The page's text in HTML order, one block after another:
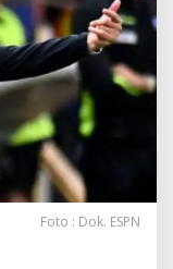
Foto : Dok. ESPN